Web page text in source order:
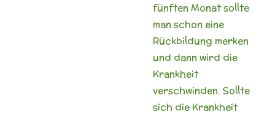
fünften Monat sollte
man schon eine
Rückbildung merken
und dann wird die
Krankheit
verschwinden. Sollte
sich die Krankheit